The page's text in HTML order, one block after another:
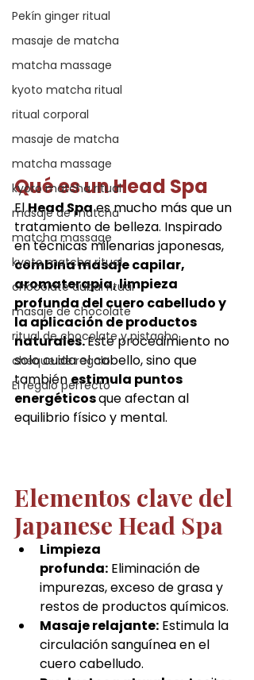
Pekín ginger ritual
masaje de matcha
matcha massage
kyoto matcha ritual
ritual corporal
masaje de matcha
matcha massage
kyoro matcha ritual
masaje de matcha
matcha massage
kyoto matcha ritual
chocolate dubai ritual
masaje de chocolate
ritual de chocolate y pistacho
cheque de regalo
El regalo perfecto
Qué es un Head Spa
El Head Spa es mucho más que un
tratamiento de belleza. Inspirado
en técnicas milenarias japonesas,
combina masaje capilar,
aromaterapia, limpieza
profunda del cuero cabelludo y
la aplicación de productos
naturales. Este procedimiento no
solo cuida el cabello, sino que
también estimula puntos
energéticos que afectan al
equilibrio físico y mental.
Elementos clave del
Japanese Head Spa
Limpieza
profunda: Eliminación de
impurezas, exceso de grasa y
restos de productos químicos.
Masaje relajante: Estimula la
circulación sanguínea en el
cuero cabelludo.